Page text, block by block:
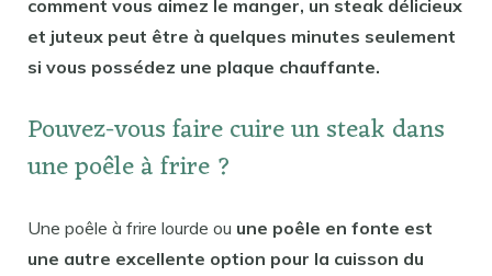
comment vous aimez le manger, un steak délicieux
et juteux peut être à quelques minutes seulement
si vous possédez une plaque chauffante.
Pouvez-vous faire cuire un steak dans
une poêle à frire ?
Une poêle à frire lourde ou une poêle en fonte est
une autre excellente option pour la cuisson du